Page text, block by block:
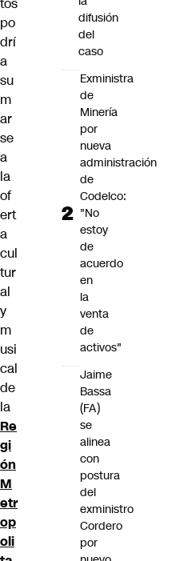
po
drí
a
su
m
ar
se
a
la
of
ert
a
cul
tur
al
y
m
usi
cal
de
la
Re
gi
ón
M
etr
op
oli
difusión
del
caso
Exministra
de
Minería
por
nueva
administración
de
Codelco:
"No
estoy
de
acuerdo
en
la
venta
de
activos"
Jaime
Bassa
(FA)
se
alinea
con
postura
del
exministro
Cordero
por